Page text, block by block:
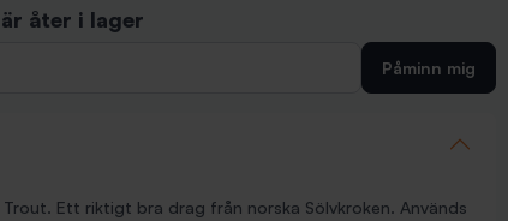
åter i lager
Påminn mig
Trout. Ett riktigt bra drag från norska Sölvkroken. Används